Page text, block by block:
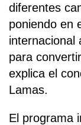
diferentes
poniendo en
internacional
para
explica el
Lamas.
El programa